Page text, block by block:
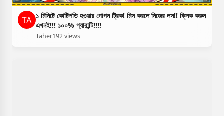
১ মিনিটে কোটিপতি হওয়ার গোপন ট্রিক! মিস করলে নিজের লস!! ক্লিক করুন
এখনই!!! ১০০% গ্যারান্টি!!!!
Taher192 views